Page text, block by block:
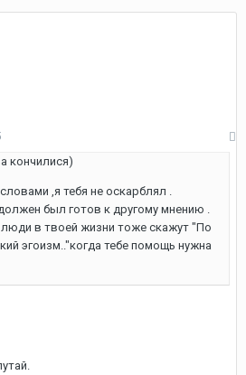
кончилися)
,я тебя не оскарблял .
был готов к другому мнению .
в твоей жизни тоже скажут "По
эгоизм.."когда тебе помощь нужна